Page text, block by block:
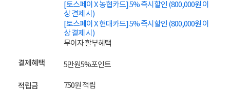
[토스페이 X 농협카드] 5% 즉시할인 (800,000원 이
상 결제 시)
[토스페이 X 현대카드] 5% 즉시할인 (800,000원 이
상 결제 시)
무이자 할부혜택
결제혜택 5만원5%포인트
적립금 750원 적립